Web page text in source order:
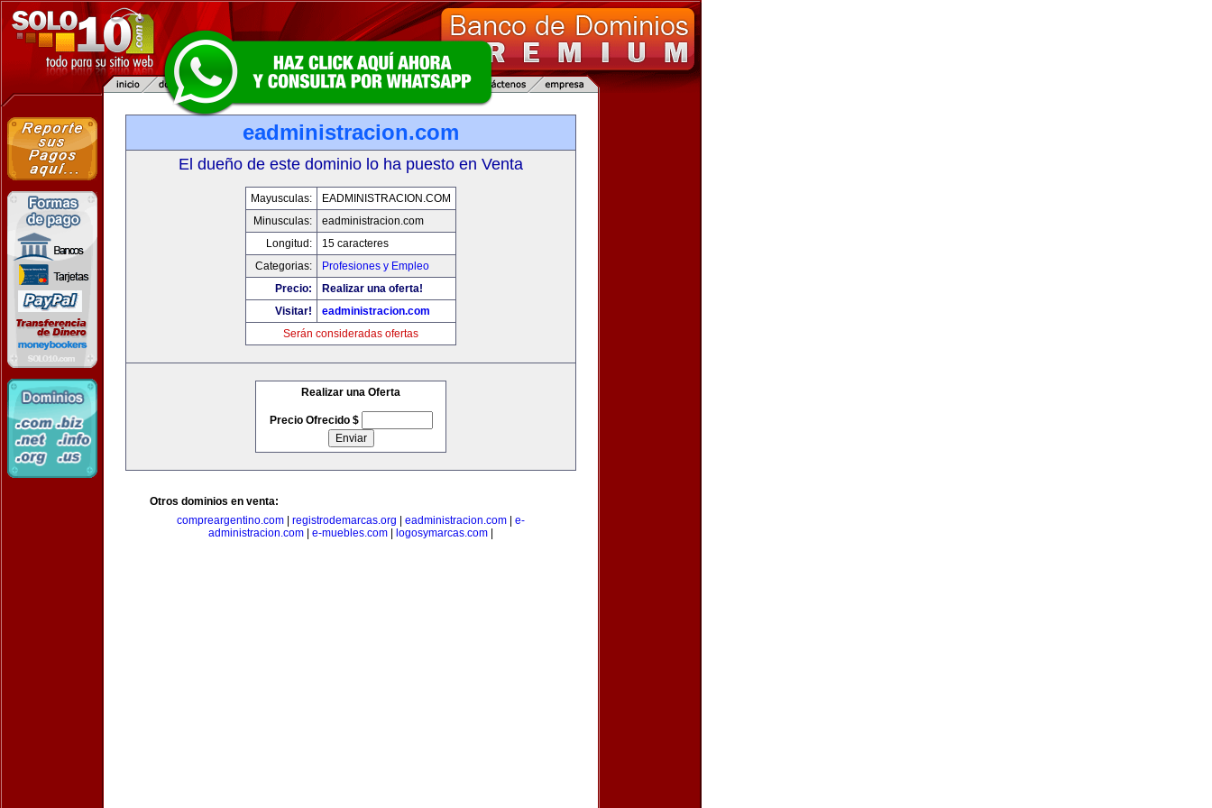
eadministracion.com
El dueño de este dominio lo ha puesto en Venta
Mayusculas:
EADMINISTRACION.COM
Minusculas:
eadministracion.com
Longitud:
15 caracteres
Categorias:
Profesiones y Empleo
Precio:
Realizar una oferta!
Visitar!
eadministracion.com
Serán consideradas ofertas
Realizar una Oferta
Precio Ofrecido $
Otros dominios en venta:
compreargentino.com
registrodemarcas.org eadministracion.com
e-
administracion.com
e-muebles.com logosymarcas.com